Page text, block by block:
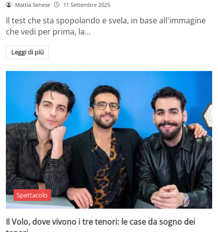
Mattia Senese 11 Settembre 2025
Il test che sta spopolando e svela, in base all'immagine
che vedi per prima, la…
Leggi di più
Spettacolo
Il Volo, dove vivono i tre tenori: le case da sogno dei